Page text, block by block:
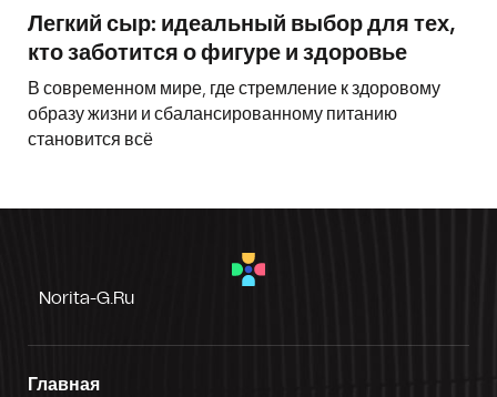
Легкий сыр: идеальный выбор для тех,
кто заботится о фигуре и здоровье
В современном мире, где стремление к здоровому
образу жизни и сбалансированному питанию
становится всё
Norita-G.ru
Главная